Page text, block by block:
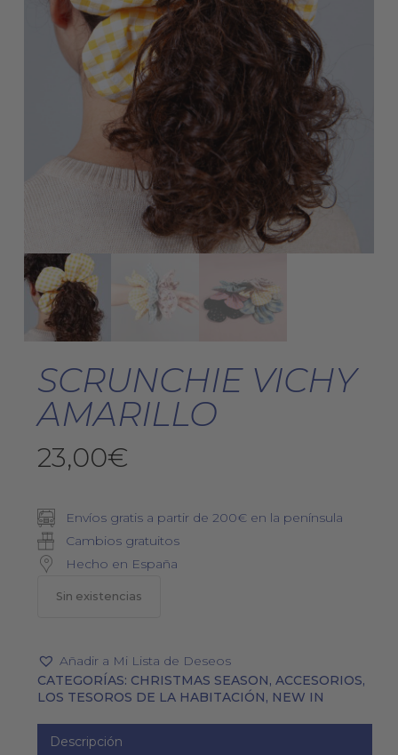
SCRUNCHIE VICHY
AMARILLO
23,00€
Envíos gratis a partir de 200€ en la península
Cambios gratuitos
Hecho en España
Sin existencias
Añadir a Mi Lista de Deseos
CATEGORÍAS: CHRISTMAS SEASON, ACCESORIOS,
LOS TESOROS DE LA HABITACIÓN, NEW IN
Descripción